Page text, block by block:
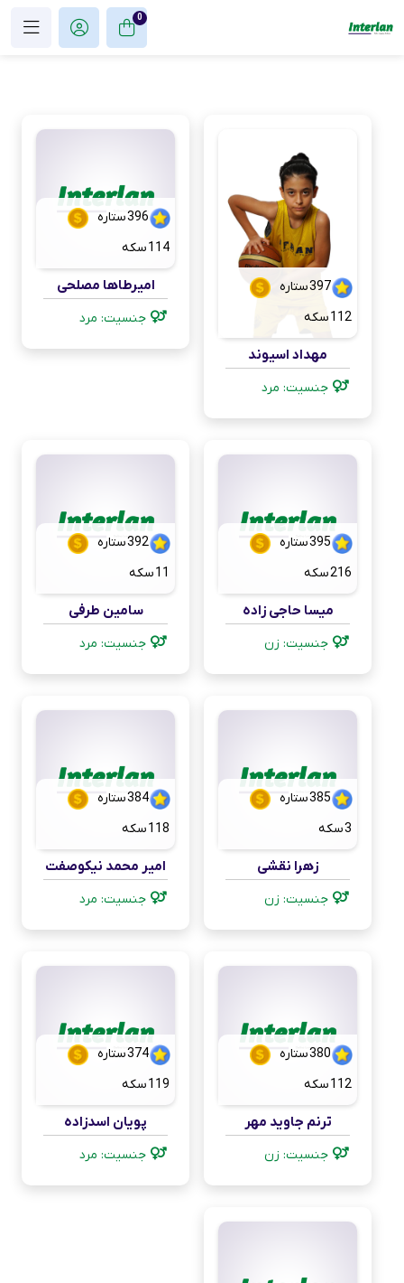
0
397ستاره
112سکه
مهداد اسیوند
جنسیت: مرد
396ستاره
114سکه
امیرطاها مصلحی
جنسیت: مرد
395ستاره
216سکه
میسا حاجی زاده
جنسیت: زن
392ستاره
11سکه
سامین طرفی
جنسیت: مرد
385ستاره
3سکه
زهرا نقشی
جنسیت: زن
384ستاره
118سکه
امیر محمد نیکوصفت
جنسیت: مرد
380ستاره
112سکه
ترنم جاوید مهر
جنسیت: زن
374ستاره
119سکه
پویان اسدزاده
جنسیت: مرد